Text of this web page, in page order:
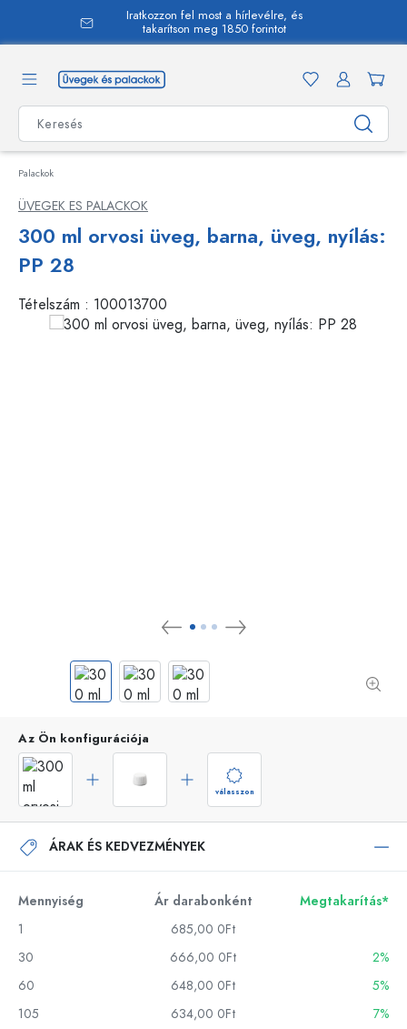
Iratkozzon fel most a hírlevélre, és
takarítson meg 1850 forintot
Palackok
ÜVEGEK ES PALACKOK
300 ml orvosi üveg, barna, üveg, nyílás:
PP 28
Tételszám : 100013700
Az Ön konfigurációja
válasszon
ÁRAK ÉS KEDVEZMÉNYEK
Mennyiség Ár darabonként
Megtakarítás*
1
685,00 0Ft
30
666,00 0Ft
2%
60
648,00 0Ft
5%
105
634,00 0Ft
7%